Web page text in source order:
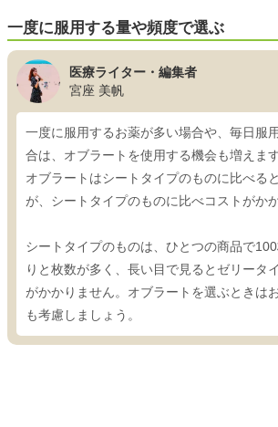
一度に服用する量や頻度で選ぶ
医療ライター・編集者
宮座 美帆
一度に服用するお薬が多い場合や、毎日服
合は、オブラートを使用する機会も増えま
オブラートはシートタイプのものに比べる
が、シートタイプのものに比べコストがか
シートタイプのものは、ひとつの商品で
りと枚数が多く、長い目で見るとゼリータ
がかかりません。オブラートを選ぶときは
も考慮しましょう。